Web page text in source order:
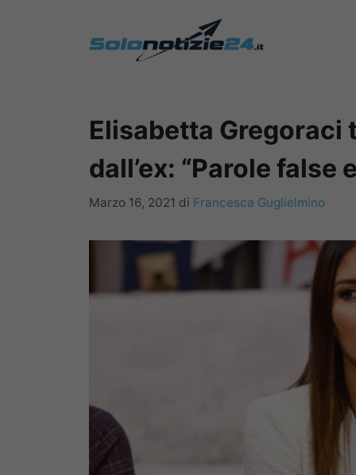
Elisabetta
dall’ex: “Parole false
Marzo 16, 2021 di Francesca Guglielmino